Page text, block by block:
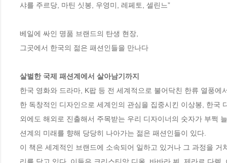
샤를 주르당, 마틴 싯봉, 우영미, 레페토, 셀린느”
베일에 싸인 명품 브랜드의 탄생 현장,
그곳에서 한국의 젊은 패션인들을 만나다
살벌한 국제 패션계에서 살아남기까지
한국 영화와 드라마, K팝 등 전 세계적으로 불어닥친 한류 열풍
한 독창적인 디자인으로 세계인의 관심을 집중시킨 이상봉, 한
외에도 해외로 진출해서 주목받는 우리 디자이너의 숫자가 부쩍
션계의 미래를 향해 당당히 나아가는 젊은 패션인들이 있다.
이 책은 세계적인 브랜드에 소속되어 일하고 있거나 그 과정을
리를 담고 있다. 이들은 크리스티앙 디올, 바바라 뷔, 제라르 다